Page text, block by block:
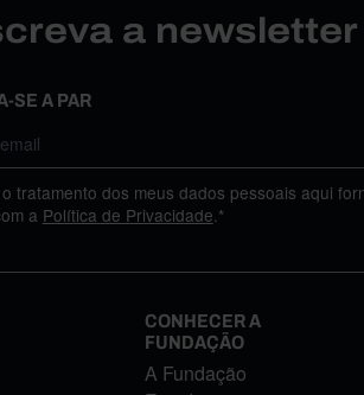
a
SE A PAR
tratamento dos meus dados pessoais aqui
a Política de Privacidade.*
CONHECER A
FUNDAÇÃO
A Fundação